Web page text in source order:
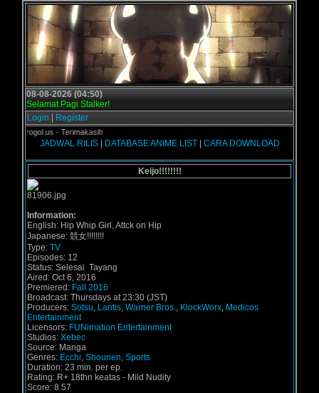
08-08-2026 (04:50)
Selamat Pagi Stalker!
Login
Register
Grogol.us - Terimakasih
JADWAL RILIS| DATABASE ANIME LIST| CARA DOWNLOAD
Keijo!!!!!!!!
Information:
English: Hip Whip Girl, Attck on Hip
Japanese: 競女!!!!!!!!
Type: TV
Episodes: 12
Status: Selesai Tayang
Aired: Oct 6, 2016
Premiered: Fall 2016
Broadcast: Thursdays at 23:30 (JST)
Producers: Sotsu, Lantis, Warner Bros., KlockWorx, Medicos
Entertainment
Licensors: FUNimation Entertainment
Studios: Xebec
Source: Manga
Genres: Ecchi, Shounen, Sports
Duration: 23 min. per ep.
Rating: R+ 18thn keatas - Mild Nudity
Score: 8.57